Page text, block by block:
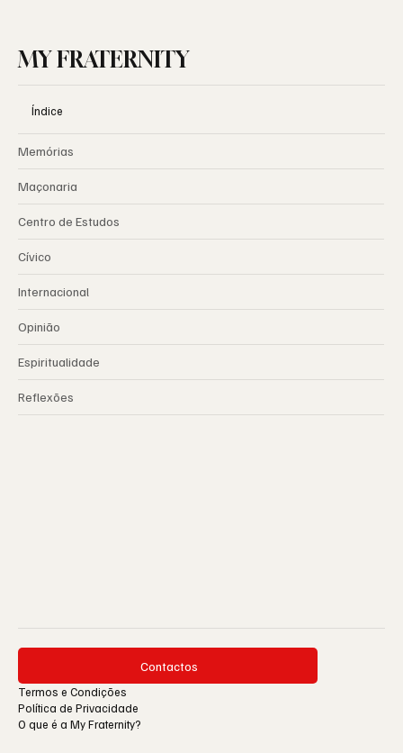
MY FRATERNITY
Índice
Memórias
Maçonaria
Centro de Estudos
Cívico
Internacional
Opinião
Espiritualidade
Reflexões
Contactos
Termos e Condições
Política de Privacidade
O que é a My Fraternity?